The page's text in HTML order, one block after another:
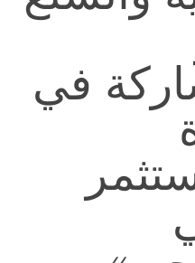
في